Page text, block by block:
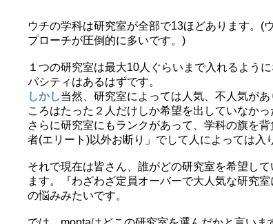
ウチの学科は研究室が全部で13ほどあります。(
プローチが圧倒的に多いです。)
１つの研究室は最大10人ぐらいまで入れるよう
パシティはあるはずです。
しかし当然、研究室によっては人気、不人気が
ころはたった２人だけしか希望を出していなか
さらに研究室にもランクがあって、学科の旗を
者(エリート)以外お断り」でして人によっては入
それで現在は皆さん、誰がどの研究室を希望し
ます。『わざわざ定員オーバーで大人気な研究
の悩みみたいです。